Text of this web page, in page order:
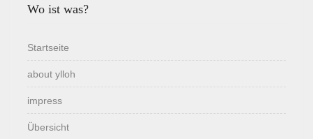
Wo ist was?
Startseite
about ylloh
impress
Übersicht